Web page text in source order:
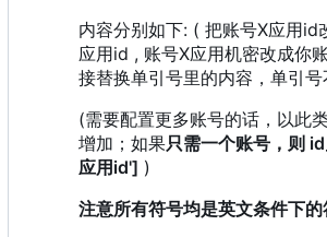
内容分别如下: ( 把账号X应用id
应用id , 账号X应用机密改成你
接替换单引号里的内容，单引号
(需要配置更多账号的话，以此
增加；如果只需一个账号，则
应用id'] )
注意所有符号均是英文条件下的